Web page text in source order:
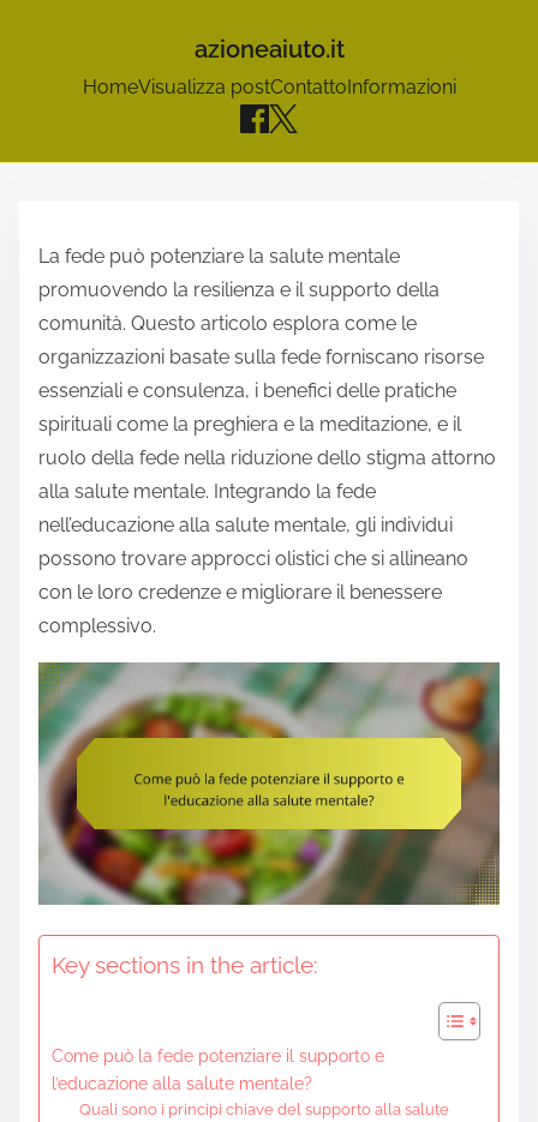
azioneaiuto.it
HomeVisualizza postContattoInformazioni
La fede può potenziare la salute mentale
promuovendo la resilienza e il supporto della
comunità. Questo articolo esplora come le
organizzazioni basate sulla fede forniscano risorse
essenziali e consulenza, i benefici delle pratiche
spirituali come la preghiera e la meditazione, e il
ruolo della fede nella riduzione dello stigma attorno
alla salute mentale. Integrando la fede
nell’educazione alla salute mentale, gli individui
possono trovare approcci olistici che si allineano
con le loro credenze e migliorare il benessere
complessivo.
Key sections in the article:
Come può la fede potenziare il supporto e
l’educazione alla salute mentale?
Quali sono i principi chiave del supporto alla salute